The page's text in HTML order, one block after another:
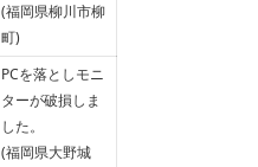
(福岡県柳川市柳
町)
PCを落としモニ
ターが破損しま
した。
(福岡県大野城